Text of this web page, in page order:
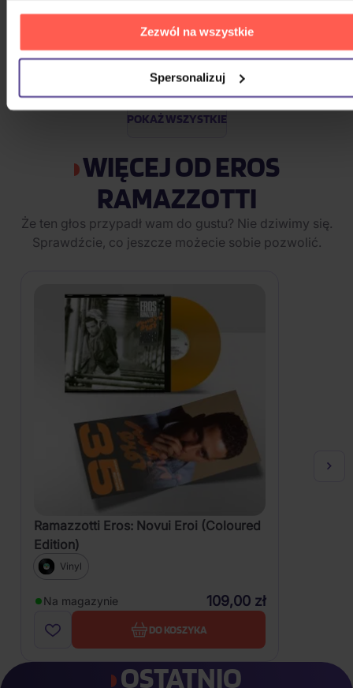
Zezwól na wszystkie
Spersonalizuj
roky
CD
Na magazynie 72,50 zł
POKAŻ WSZYSTKIE
WIĘCEJ OD EROS
RAMAZZOTTI
Że ten głos przypadł wam do gustu? Nie dziwimy się.
Sprawdźcie, co jeszcze możecie sobie pozwolić.
Ramazzotti Eros: Novui Eroi (Coloured
Edition)
Vinyl
Na magazynie 109,00 zł
DO KOSZYKA
OSTATNIO